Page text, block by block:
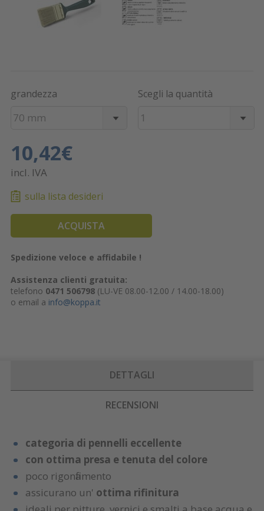
grandezza
70 mm
Scegli la quantità
1
10,42€
incl. IVA
sulla lista desideri
ACQUISTA
Spedizione veloce e affidabile !
Assistenza clienti gratuita:
telefono 0471 506798(LU-VE 08.00-12.00 / 14.00-18.00)
o email a info@koppa.it
DETTAGLI
RECENSIONI
categoria di pennelli eccellente
con ottima presa e tenuta del colore
poco rigonfiamento
assicurano un' ottima rifinitura